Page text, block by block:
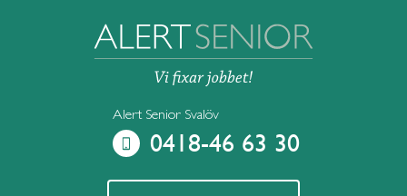
Alert Senior Svalöv
0418-46 63 30